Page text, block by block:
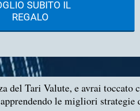
SUBITO IL
REGALO
del Tari Valute, e avrai
le migliori